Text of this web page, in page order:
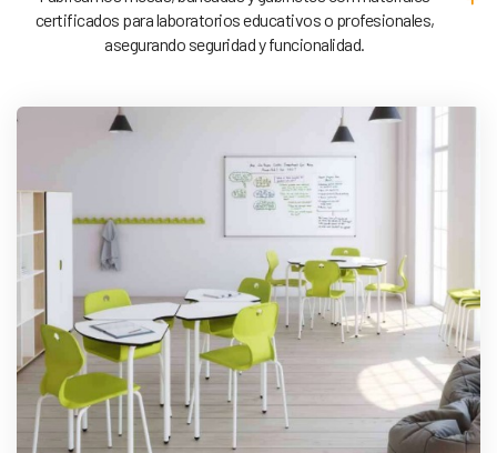
certificados para laboratorios educativos o profesionales,
asegurando seguridad y funcionalidad.